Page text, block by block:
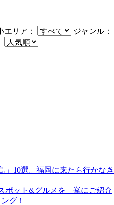
エリア：
ジャンル：
」10選。福岡に来たら行かなき
ポット&グルメを一挙にご紹介
グ！